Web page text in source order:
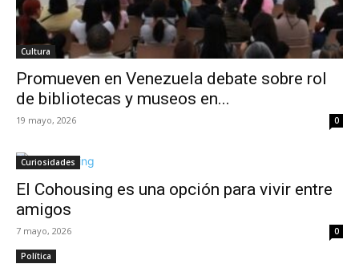
Cultura
Promueven en Venezuela debate sobre rol
de bibliotecas y museos en...
19 mayo, 2026 0
Curiosidades
El Cohousing es una opción para vivir entre
amigos
7 mayo, 2026 0
Política